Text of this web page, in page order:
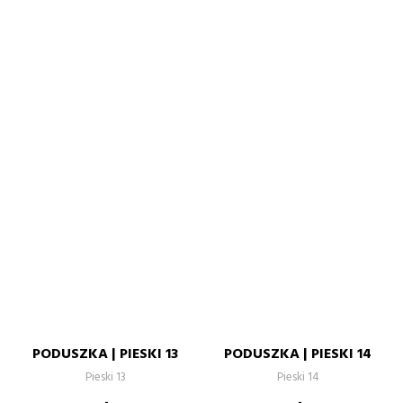
PODUSZKA | PIESKI 13
Pieski 13
PODUSZKA | PIESKI 14
Pieski 14